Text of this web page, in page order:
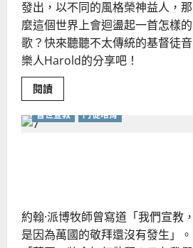
發出，以不同的風格榮神益人，那
麼這個世界上會迴盪起一首怎樣的
歌？快來聽聽不太傳統的基督徒音
樂人Harold的分享吧！
閱讀Read
more
重
普世宣教 門徒培育
約翰·派博牧師曾寫道「我們宣教，
是因為萬國的敬拜還沒有發生」。